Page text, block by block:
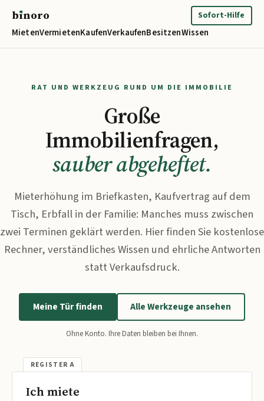
bınoro
MietenVermietenKaufenVerkaufenBesitzenWissen
Sofort-Hilfe
RAT UND WERKZEUG RUND UM DIE IMMOBILIE
Große
Immobilienfragen,
sauber abgeheftet.
Mieterhöhung im Briefkasten, Kaufvertrag auf dem
Tisch, Erbfall in der Familie: Manches muss zwischen
zwei Terminen geklärt werden. Hier finden Sie kostenlose
Rechner, verständliches Wissen und ehrliche Antworten
statt Verkaufsdruck.
Meine Tür finden Alle Werkzeuge ansehen
Ohne Konto. Ihre Daten bleiben bei Ihnen.
Ich miete